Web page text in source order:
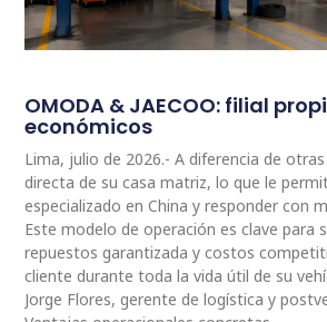
OMODA & JAECOO: filial
económicos
Lima, julio de 2026.- A diferencia de
directa de su casa matriz, lo que le
especializado en China y responder con
Este modelo de operación es clave
repuestos garantizada y costos
cliente durante toda la vida útil de su
Jorge Flores, gerente de logística y